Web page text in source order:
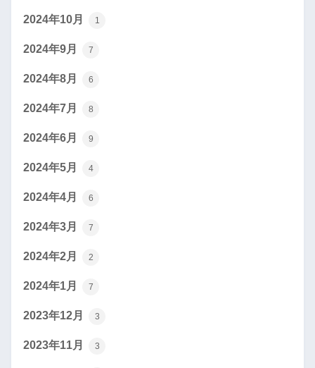
2024年10月 1
2024年9月 7
2024年8月 6
2024年7月 8
2024年6月 9
2024年5月 4
2024年4月 6
2024年3月 7
2024年2月 2
2024年1月 7
2023年12月 3
2023年11月 3